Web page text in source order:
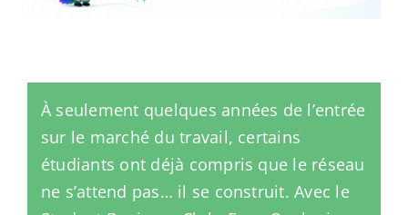
À seulement quelques années de l’entrée
sur le marché du travail, certains
étudiants ont déjà compris que le réseau
ne s’attend pas… il se construit. Avec le